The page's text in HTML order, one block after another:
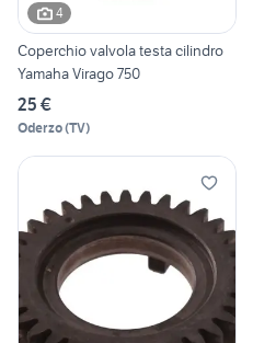
4
Coperchio valvola testa cilindro
Yamaha Virago 750
25 €
Oderzo(TV)